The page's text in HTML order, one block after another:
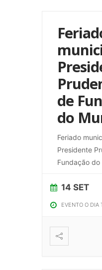
de
do
Feriado
Presidente
Fundação do
14 SET
EVENTO O DIA